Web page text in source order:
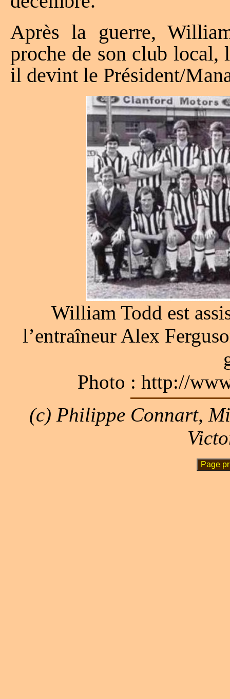
Après la guerre,
proche de son club local,
il devint le Président/
William Todd est
l’entraîneur Alex
Photo : http://
(c) Philippe Connart,